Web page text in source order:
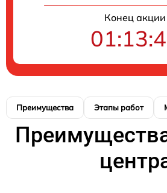
Конец акции
Преимущества Этапы работ